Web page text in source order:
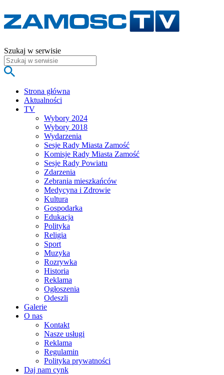
Szukaj w serwisie
Strona główna
Aktualności
TV
Wybory 2024
Wybory 2018
Wydarzenia
Sesje Rady Miasta Zamość
Komisje Rady Miasta Zamość
Sesje Rady Powiatu
Zdarzenia
Zebrania mieszkańców
Medycyna i Zdrowie
Kultura
Gospodarka
Edukacja
Polityka
Religia
Sport
Muzyka
Rozrywka
Historia
Reklama
Ogłoszenia
Odeszli
Galerie
O nas
Kontakt
Nasze usługi
Reklama
Regulamin
Polityka prywatności
Daj nam cynk